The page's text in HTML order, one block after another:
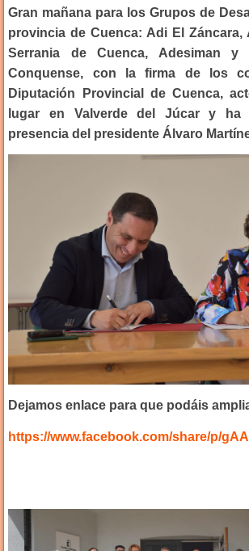
Gran mañana para los Grupos de
provincia de Cuenca: Adi El Záncara,
Serrania de Cuenca, Adesiman y
Conquense, con la firma de los
Diputación Provincial de Cuenca,
lugar en Valverde del Júcar y ha
presencia del presidente Álvaro
Dejamos enlace para que podáis
https://www.facebook.com/share/p/